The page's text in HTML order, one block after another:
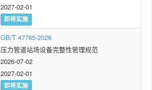
2027-02-01
即将实施
GB/T 47765-2026
压力管道站场设备完整性管理规范
2026-07-02
2027-02-01
即将实施